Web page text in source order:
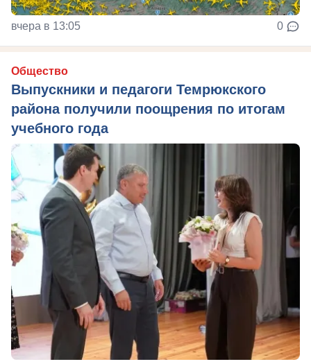
вчера в 13:05 0
Общество
Выпускники и педагоги Темрюкского
района получили поощрения по итогам
учебного года